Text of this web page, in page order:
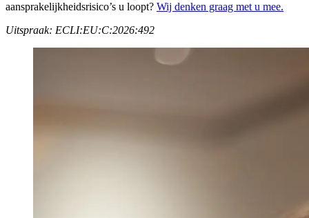
aansprakelijkheidsrisico’s u loopt? Wij denken graag met u mee.
Uitspraak: ECLI:EU:C:2026:492